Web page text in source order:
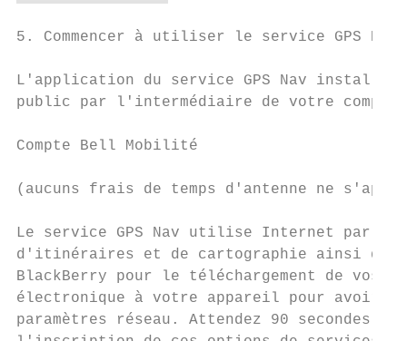
5. Commencer à utiliser le service GPS
L'application du service GPS Nav installée
public par l'intermédiaire de votre
Compte Bell Mobilité
(aucuns frais de temps d'antenne ne
Le service GPS Nav utilise Internet par
d'itinéraires et de cartographie ainsi
BlackBerry pour le téléchargement de vos
électronique à votre appareil pour avoir
paramètres réseau. Attendez 90 secondes